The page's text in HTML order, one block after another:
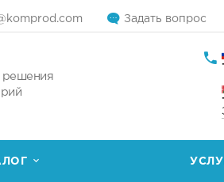
Задать вопрос
решения